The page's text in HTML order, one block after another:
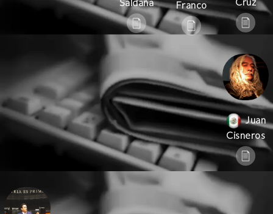
Saldaña
Franco
Juan
Cisneros